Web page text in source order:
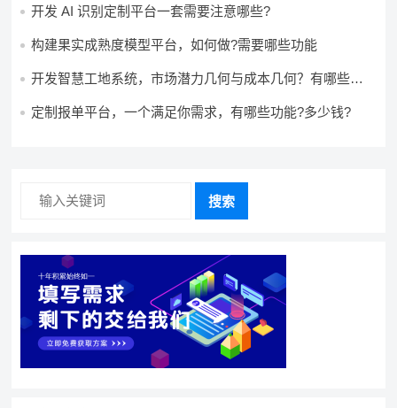
开发 AI 识别定制平台一套需要注意哪些?
构建果实成熟度模型平台，如何做?需要哪些功能
开发智慧工地系统，市场潜力几何与成本几何？有哪些前
定制报单平台，一个满足你需求，有哪些功能?多少钱?
搜索